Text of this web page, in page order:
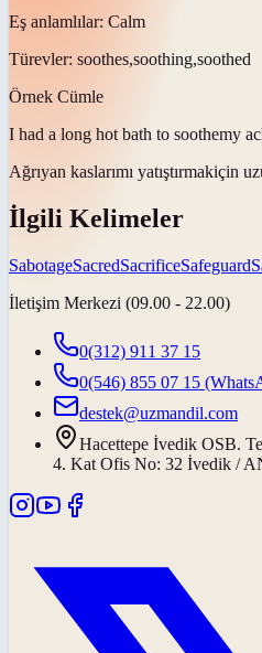
Eş anlamlılar: Calm
Türevler: soothes,soothing,soothed
Örnek Cümle
I had a long hot bath to soothemy
Ağrıyan kaslarımı yatıştırmakiçin
İlgili Kelimeler
SabotageSacredSacrificeSafeguard
İletişim Merkezi (09.00 - 22.00)
0(312) 911 37 15
0(546) 855 07 15
destek@uzmandil.com
Hacettepe İvedik OSB.
4. Kat Ofis No: 32 İvedik /